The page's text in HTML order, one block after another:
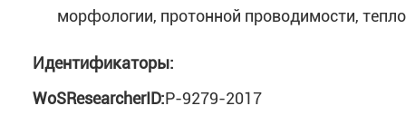
морфологии, протонной проводимости,
Идентификаторы:
WoSResearcherID:P-9279-2017